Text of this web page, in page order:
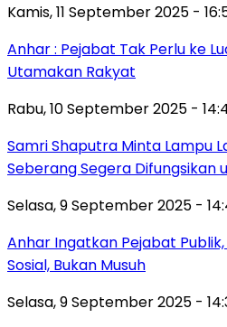
Kamis, 11 September 2025 -
Anhar : Pejabat Tak Perlu ke
Utamakan Rakyat
Rabu, 10 September 2025 -
Samri Shaputra Minta Lampu
Seberang Segera Difungsikan
Selasa, 9 September 2025 -
Anhar Ingatkan Pejabat
Sosial, Bukan Musuh
Selasa, 9 September 2025 -